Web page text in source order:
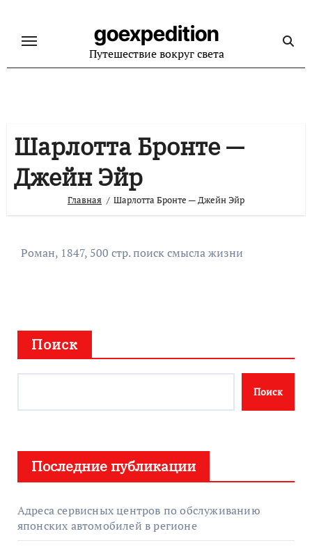
содержанию
goexpedition
Путешествие вокруг света
Шарлотта Бронте —
Джейн Эйр
Главная Шарлотта Бронте — Джейн Эйр
Роман, 1847, 500 стр. поиск смысла жизни
Поиск
Поиск
Последние публикации
Адреса сервисных центров по обслуживанию
японских автомобилей в регионе